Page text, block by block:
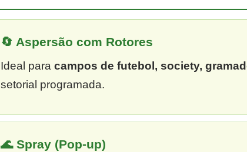
🔄 Aspersão com Rotores
Ideal para campos de futebol, society,
setorial programada.
🌊 Spray (Pop-up)